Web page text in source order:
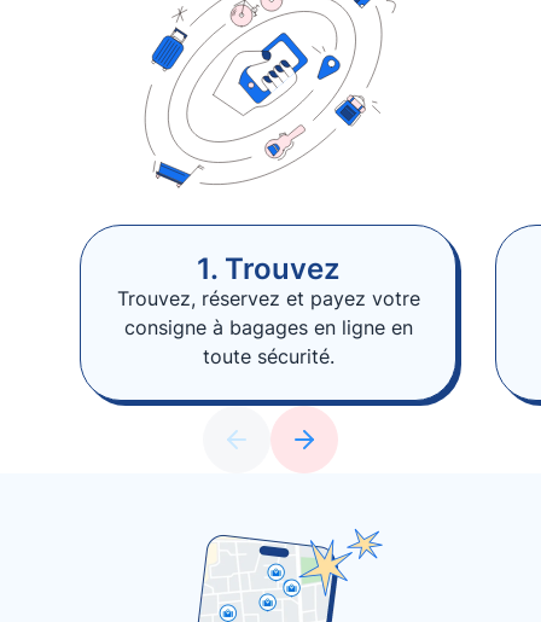
1. Trouvez
Trouvez, réservez et payez votre
consigne à bagages en ligne en
toute sécurité.